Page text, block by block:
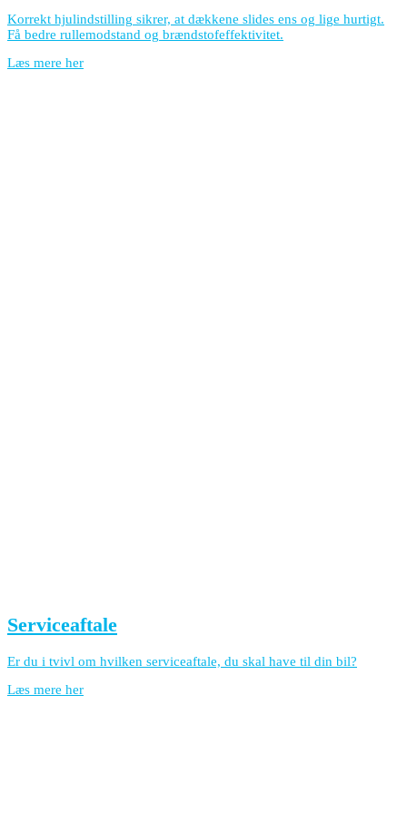
Korrekt hjulindstilling sikrer, at dækkene slides ens og lige hurtigt.
Få bedre rullemodstand og brændstofeffektivitet.
Læs mere her
Serviceaftale
Er du i tvivl om hvilken serviceaftale, du skal have til din bil?
Læs mere her